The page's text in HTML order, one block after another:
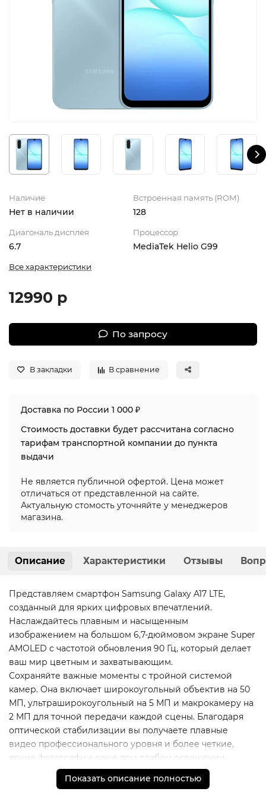
AirTag
HomePod
Наличие
Нет в наличии
Встроенная память (ROM)
128
Диагональ дисплея
6.7
Процессор
MediaTek Helio G99
Все характеристики
12990 р
По запросу
В закладки В сравнение
Доставка по России 1 000 ₽
Стоимость доставки будет рассчитана согласно
тарифам транспортной компании до пункта
выдачи
Не является публичной офертой. Цена может
отличаться от представленной на сайте.
Актуальную стомость уточняйте у менеджеров
магазина.
Описание Характеристики Отзывы
Представляем смартфон Samsung Galaxy A17 LTE,
созданный для ярких цифровых впечатлений.
Наслаждайтесь плавным и насыщенным
изображением на большом 6,7-дюймовом экране Super
AMOLED с частотой обновления 90 Гц, который делает
ваш мир цветным и захватывающим.
Сохраняйте важные моменты с тройной системой
камер. Она включает широкоугольный объектив на 50
МП, ультраширокоугольный на 5 МП и макрокамеру на
2 МП для точной передачи каждой сцены. Благодаря
оптической стабилизации вы получаете плавные
видео профессионального уровня и более четкие,
яркие фотографии даже при слабом освещении.
За производительность отвечает восьмиядерный
процессор с частотой 2,4 ГГц, который обеспечивает
Показать описание полностью